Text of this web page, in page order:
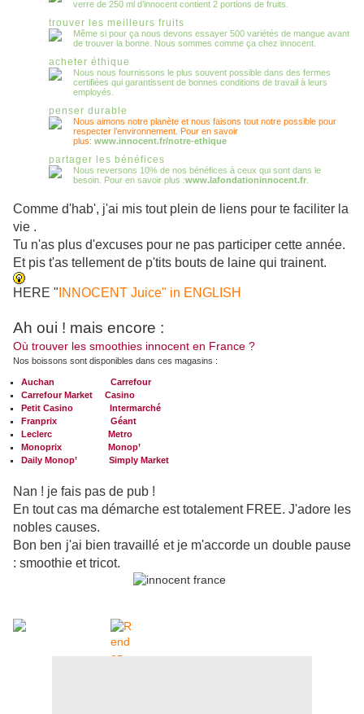
verre de 250 ml d’innocent contient 2 portions de fruits.
trouver les meilleurs fruits
Même si pour ça nous devons essayer 500 variétés de mangue avant
de trouver la bonne. Nous sommes comme ça chez innocent.
acheter éthique
Nous nous fournissons le plus souvent possible dans des fermes
certifiées qui garantissent de bonnes conditions de travail à leurs
employés.
penser durable
Nous aimons notre planète et nous faisons tout notre possible pour
respecter l’environnement. Pour en savoir
plus: www.innocent.fr/notre-ethique
partager les bénéfices
Nous reversons 10% de nos bénéfices à ceux qui sont dans le
besoin. Pour en savoir plus :www.lafondationinnocent.fr
Comme d'hab', j'ai mis tout plein de liens pour te faciliter la
vie .
Tu n'as plus d'excuses pour ne pas participer cette année.
Et pis t'as tellement de p'tits bouts de laine qui trainent.
HERE " INNOCENT Juice" in ENGLISH
Ah oui ! mais encore :
Où trouver les smoothies innocent en France ?
Nos boissons sont disponibles dans ces magasins :
Auchan
Carrefour
Carrefour Market
Casino
Petit Casino
Intermarché
Franprix
Géant
Leclerc
Metro
Monoprix
Monop’
Daily Monop’
Simply Market
Nan ! je fais pas de pub !
En tout cas ma démarche est totalement FREE. J'adore les
nobles causes.
Bon ben j'ai bien travaillé et je m'accorde un double pause
: smoothie et tricot.